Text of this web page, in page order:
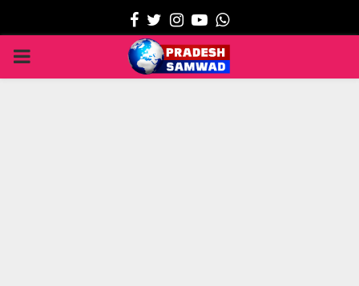
Facebook
Twitter
Instagram
Youtube
Whatsapp
PRIMARY